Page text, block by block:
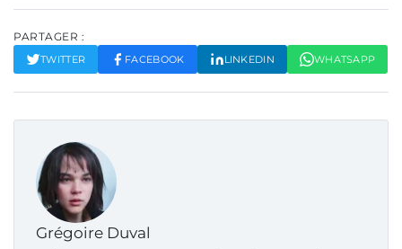
PARTAGER :
TWITTER FACEBOOK LINKEDIN WHATSAPP
Grégoire Duval